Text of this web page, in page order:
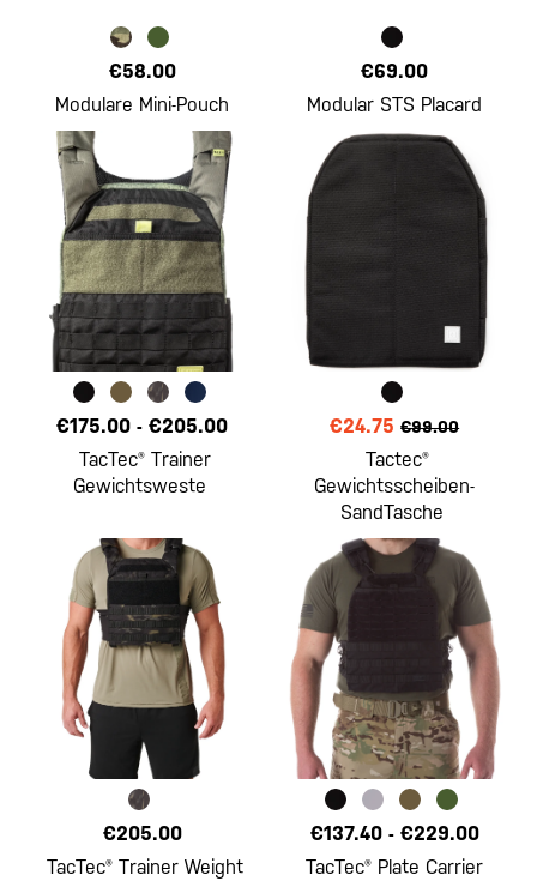
€58.00
Modulare Mini-Pouch
€69.00
Modular STS Placard
€175.00 -€205.00
TacTec® Trainer
Gewichtsweste
€24.75 €99.00
Tactec®
Gewichtsscheiben-
SandTasche
€205.00
TacTec® Trainer Weight
€137.40- €229.00
TacTec® Plate Carrier